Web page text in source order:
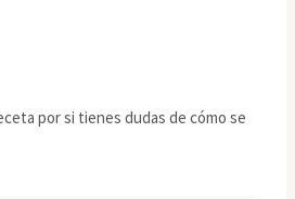
por si tienes dudas de cómo se